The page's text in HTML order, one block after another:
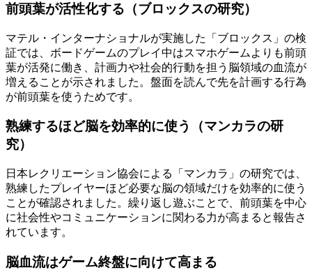
前頭葉が活性化する（ブロックスの研究）
マテル・インターナショナルが実施した「ブロックス」の検
証では、ボードゲームのプレイ中はスマホゲームよりも前頭
葉が活発に働き、計画力や社会的行動を担う脳領域の血流が
増えることが示されました。盤面を読んで先を計画する行為
が前頭葉を使うためです。
熟練するほど脳を効率的に使う（マンカラの研
究）
日本レクリエーション協会による「マンカラ」の研究では、
熟練したプレイヤーほど必要な脳の領域だけを効率的に使う
ことが確認されました。繰り返し遊ぶことで、前頭葉を中心
に社会性やコミュニケーションに関わる力が高まると報告さ
れています。
脳血流はゲーム終盤に向けて高まる